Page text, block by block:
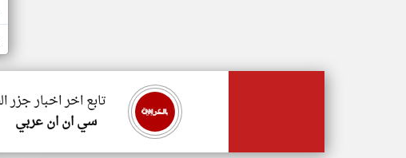
تابع اخر اخبار جزر
سي ان ان عربي